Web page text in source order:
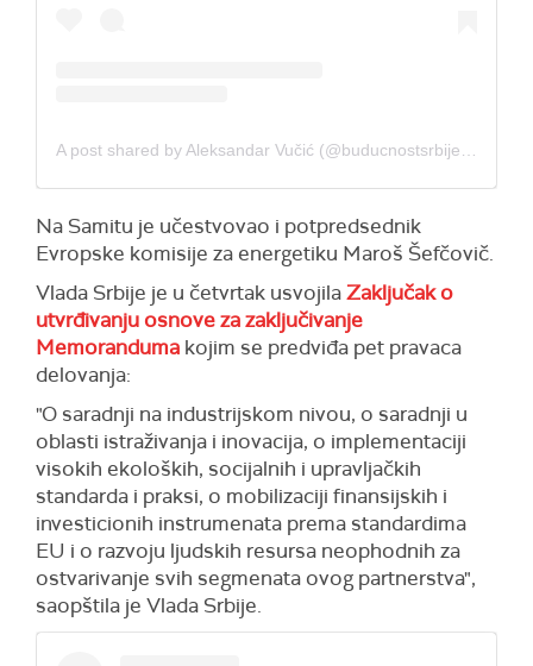
Na Samitu je učestvovao i potpredsednik
Evropske komisije za energetiku Maroš Šefčovič.
Vlada Srbije je u četvrtak usvojilaZaključak o
utvrđivanju osnove za zaključivanje
Memoranduma kojim se predviđa pet pravaca
delovanja:
"O saradnji na industrijskom nivou, o saradnji u
oblasti istraživanja i inovacija, o implementaciji
visokih ekoloških, socijalnih i upravljačkih
standarda i praksi, o mobilizaciji finansijskih i
investicionih instrumenata prema standardima
EU i o razvoju ljudskih resursa neophodnih za
ostvarivanje svih segmenata ovog partnerstva",
saopštila je Vlada Srbije.